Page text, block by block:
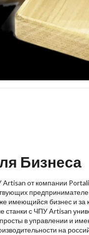
Бизнеса
от компании
имеющийся бизнес и за
станки с ЧПУ Artisan
в управлении и
на